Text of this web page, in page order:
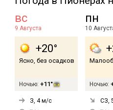
вс
9 Августа
+20°
Ясно, без осадков
Ночью: +11°
З, 4м/с
пн
10
Ночью:
СЗ,